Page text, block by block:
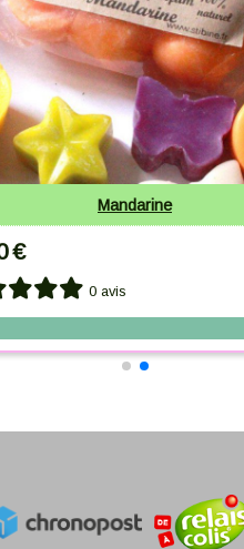
Mandarine
€
0 avis